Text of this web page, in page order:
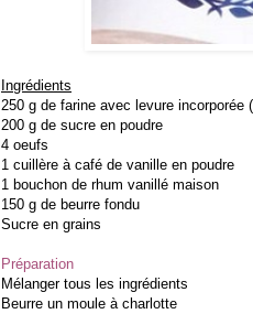
Ingrédients
250 g de farine avec levure
200 g de sucre en poudre
4 oeufs
1 cuillère à café de vanille en poudre
1 bouchon de rhum vanillé maison
150 g de beurre fondu
Sucre en grains
Préparation
Mélanger tous les ingrédients
Beurre un moule à charlotte